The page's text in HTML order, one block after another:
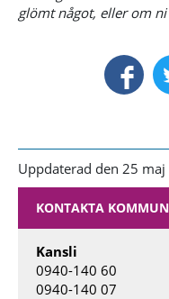
glömt något, eller om
Uppdaterad den 25 maj
KONTAKTA
Kansli
0940-140 60
0940-140 07